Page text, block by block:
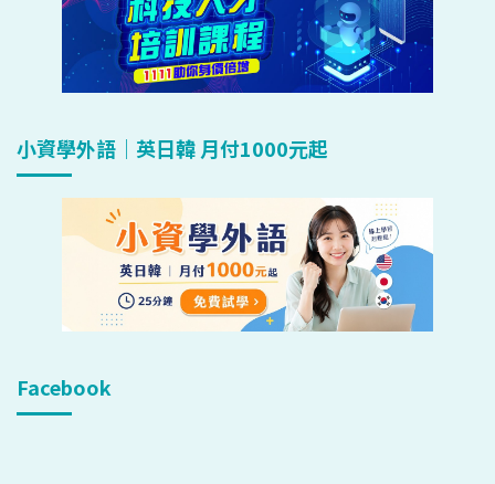
小資學外語｜英日韓 月付1000元起
Facebook